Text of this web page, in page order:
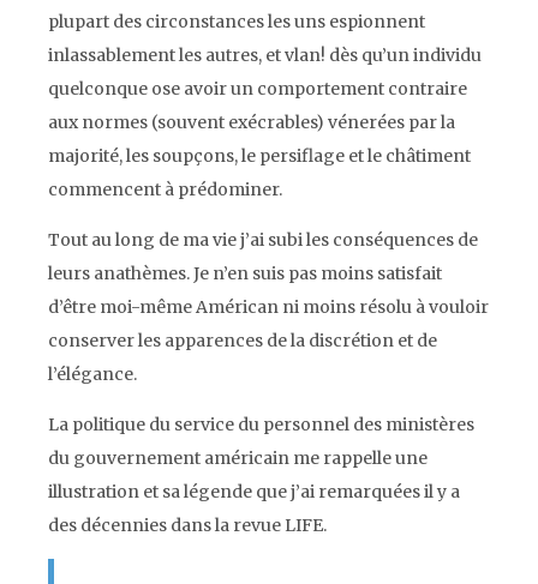
plupart des circonstances les uns espionnent
inlassablement les autres, et vlan! dès qu’un individu
quelconque ose avoir un comportement contraire
aux normes (souvent exécrables) vénerées par la
majorité, les soupçons, le persiflage et le châtiment
commencent à prédominer.
Tout au long de ma vie j’ai subi les conséquences de
leurs anathèmes. Je n’en suis pas moins satisfait
d’être moi-même Américan ni moins résolu à vouloir
conserver les apparences de la discrétion et de
l’élégance.
La politique du service du personnel des ministères
du gouvernement américain me rappelle une
illustration et sa légende que j’ai remarquées il y a
des décennies dans la revue LIFE.